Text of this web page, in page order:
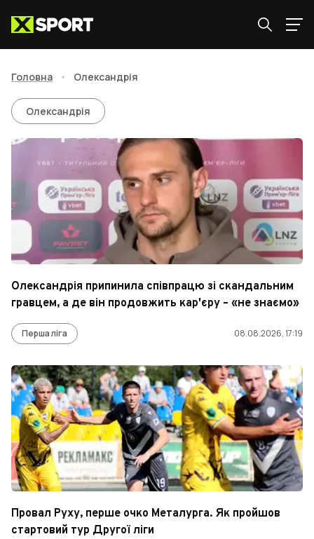
Головна • Олександрія
Олександрія
Олександрія
Олександрія припинила співпрацю зі скандальним
гравцем, а де він продовжить кар'єру – «не знаємо»
Перша ліга 08.08.2026, 17:19
Провал Руху, перше очко Металурга. Як пройшов
стартовий тур Другої ліги